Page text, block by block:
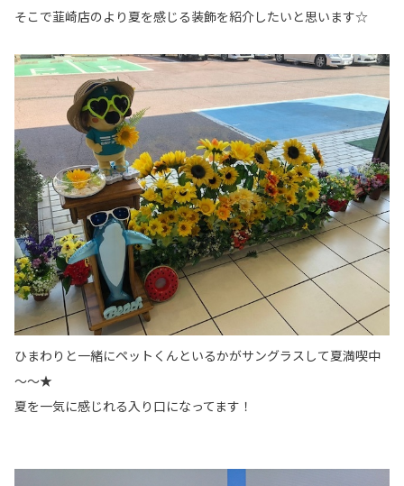
そこで韮崎店のより夏を感じる装飾を紹介したいと思います☆
ひまわりと一緒にペットくんといるかがサングラスして夏満喫中
～～★
夏を一気に感じれる入り口になってます！